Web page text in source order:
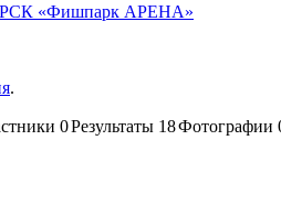
РСК «Фишпарк АРЕНА»
.
0Результаты 18Фотографии